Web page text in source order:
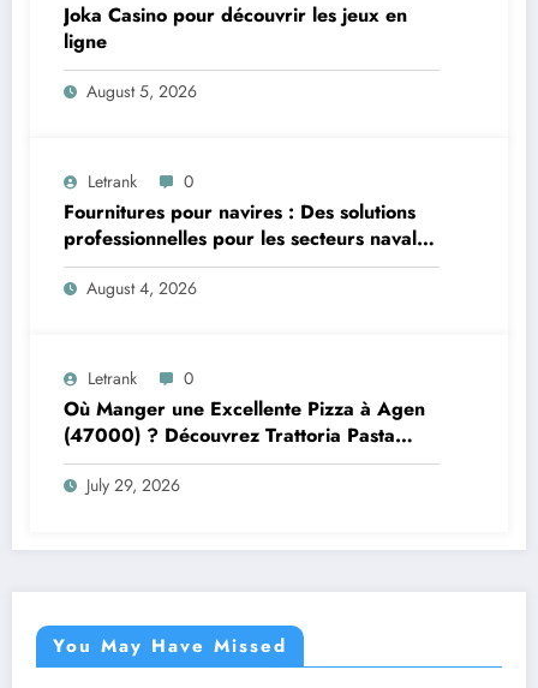
Joka Casino pour découvrir les jeux en
ligne
August 5, 2026
Letrank 0
Fournitures pour navires : Des solutions
professionnelles pour les secteurs naval et
offshore
August 4, 2026
Letrank 0
Où Manger une Excellente Pizza à Agen
(47000) ? Découvrez Trattoria Pasta
Pizza Brax
July 29, 2026
You May Have Missed